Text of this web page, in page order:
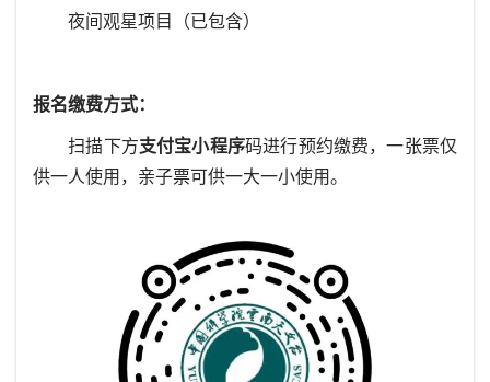
夜间观星项目（已包含）
报名缴费方式：
扫描下方支付宝小程序码进行预约缴费，一张票仅
供一人使用，亲子票可供一大一小使用。